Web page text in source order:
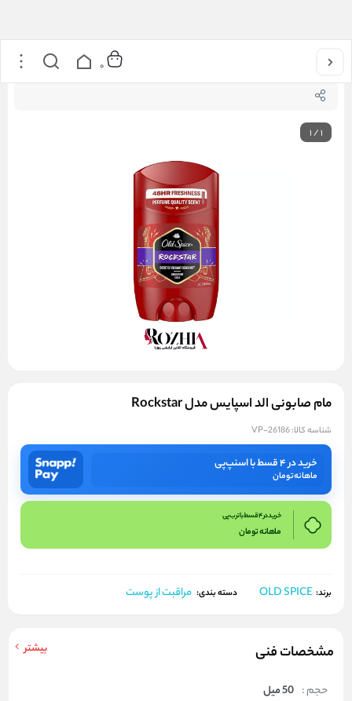
خانه 0
1/1
مام صابونی الد اسپایس مدل Rockstar
شناسه کالا:VP-26186
خرید در ۴ قسط با اسنپ‌پی
ماهانهتومان
خرید در 4 قسط با ترب پی
ماهانهتومان
برند: OLD SPICE دسته بندی: مراقبت از پوست
مشخصات فنی بیشتر
حجم : 50 میل